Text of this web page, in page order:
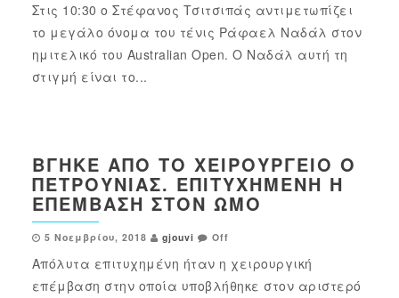
Στις 10:30 ο Στέφανος Τσιτσιπάς αντιμετωπίζει
το μεγάλο όνομα του τένις Ράφαελ Ναδάλ στον
ημιτελικό του Australian Open. Ο Ναδάλ αυτή τη
στιγμή είναι το...
ΒΓΉΚΕ ΑΠΌ ΤΟ ΧΕΙΡΟΥΡΓΕΊΟ Ο
ΠΕΤΡΟΎΝΙΑΣ. ΕΠΙΤΥΧΗΜΈΝΗ Η
ΕΠΈΜΒΑΣΗ ΣΤΟΝ ΏΜΟ
5 Νοεμβρίου, 2018 gjouvi Off
Απόλυτα επιτυχημένη ήταν η χειρουργική
επέμβαση στην οποία υποβλήθηκε στον αριστερό